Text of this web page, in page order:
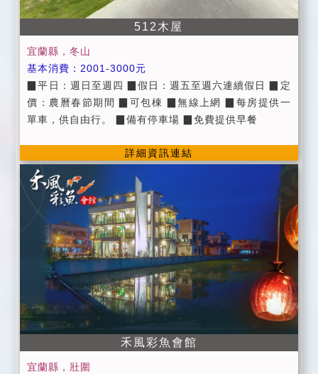
電預約。 ■晚間23:00過後，請來賓降低音量，以免影響
其他旅客就寢。 ■取消訂房：請於預定住宿日七日前提
出，將退五成訂金。七日內告知，訂金恕不退還。 ■訂
房如需延期，請於七日前告知 (包棟者請於三星期前告
知)，限延期一次。 ■住宿當天若宜蘭地區因災宣佈停班
停課，可延期住宿並保留訂金三個月。
512木屋
宜蘭縣，冬山
基本消費：2001-3000元
▉平日：週日至週四 ▉假日：週五至週六連續假日 ▉定
價：農曆春節期間 ▉可包棟 ▉無線上網 ▉每房提供一
單車，供自由行。 ▉備有停車場 ▉免費提供早餐
詳細資訊連結
禾風彩魚會館
宜蘭縣，壯圍